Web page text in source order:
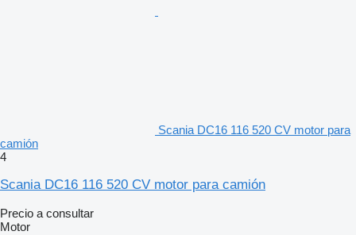
Scania DC16 116 520 CV motor para
camión
4
Scania DC16 116 520 CV motor para camión
Precio a consultar
Motor